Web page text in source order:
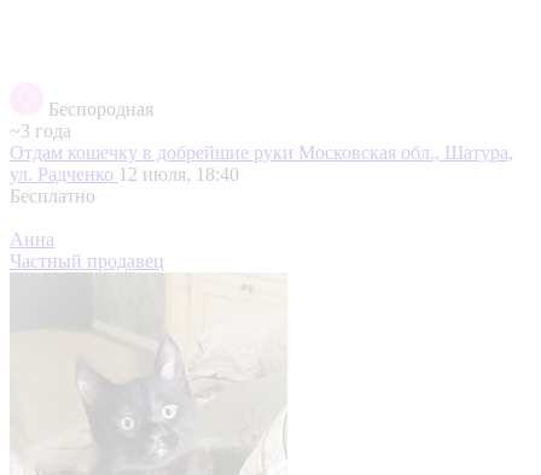
Беспородная
~3 года
Отдам кошечку в добрейшие руки Московская обл., Шатура,
ул. Радченко 12 июля, 18:40
Бесплатно
Анна
Частный продавец